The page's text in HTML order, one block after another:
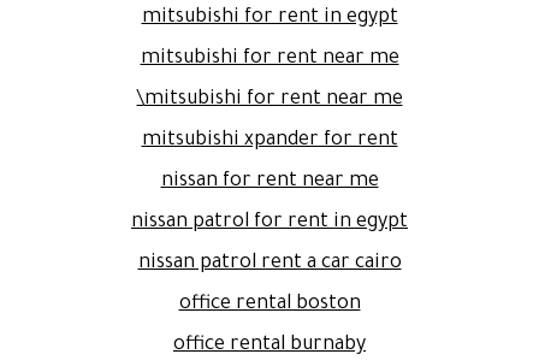
mitsubishi for rent in egypt
mitsubishi for rent near me
mitsubishi for rent near me\
mitsubishi xpander for rent
nissan for rent near me
nissan patrol for rent in egypt
nissan patrol rent a car cairo
office rental boston
office rental burnaby